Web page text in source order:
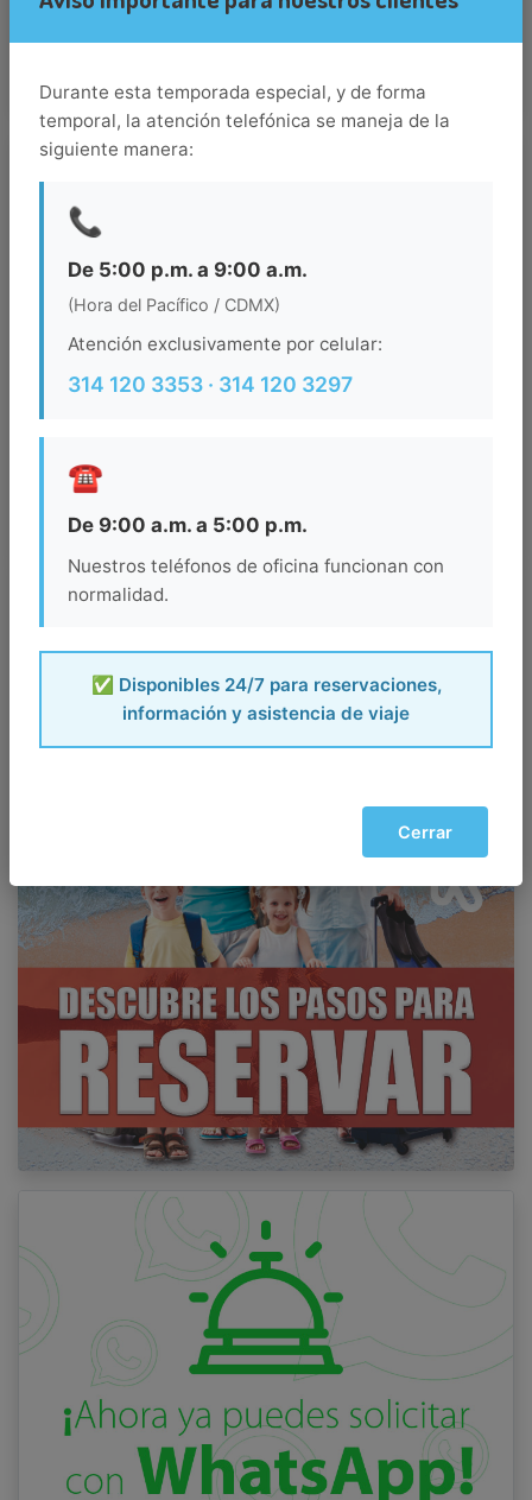
Destino
Llegada
Salida
Ocupacion
Durante esta temporada especial, y de forma
temporal, la atención telefónica se maneja de la
siguiente manera:
📞
De 5:00 p.m. a 9:00 a.m.
(Hora del Pacífico / CDMX)
Atención exclusivamente por celular:
314 120 3353 · 314 120 3297
☎️
De 9:00 a.m. a 5:00 p.m.
Nuestros teléfonos de oficina funcionan con
normalidad.
✅ Disponibles 24/7 para reservaciones,
información y asistencia de viaje
Cerrar